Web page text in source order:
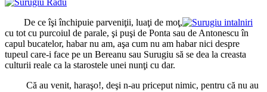
De ce îşi închipuie parveniţii, luaţi de moţ,
cu tot cu purcoiul de parale, şi puşi de Ponta sau de Antonescu în
capul bucatelor, habar nu am, aşa cum nu am habar nici despre
tupeul care-i face pe un Bereanu sau Surugiu să se dea la creasta
culturii reale ca la starostele unei nunţi cu dar.
Că au venit, haraşo!, deşi n-au priceput nimic, pentru că nu au